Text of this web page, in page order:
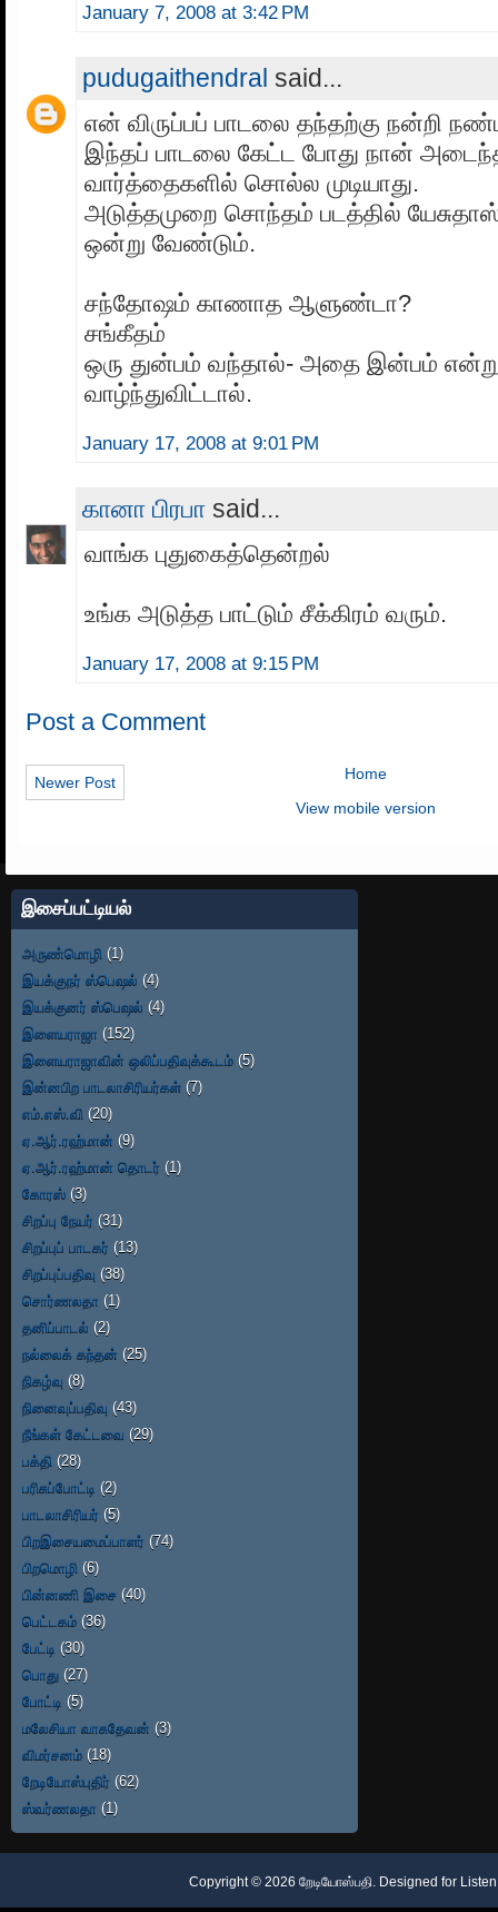
January 7, 2008 at 3:42 PM
pudugaithendral said...
என் விருப்பப் பாடலை தந்தற்கு நன்றி
இந்தப் பாடலை கேட்ட போது நான்
வார்த்தைகளில் சொல்ல முடியாது.
அடுத்தமுறை சொந்தம் படத்தில் யேசுதாஸ்
ஒன்று வேண்டும்.
சந்தோஷம் காணாத ஆளுண்டா?
சங்கீதம்
ஒரு துன்பம் வந்தால்- அதை இன்பம்
வாழ்ந்துவிட்டால்.
January 17, 2008 at 9:01 PM
கானா பிரபா said...
வாங்க புதுகைத்தென்றல்
உங்க அடுத்த பாட்டும் சீக்கிரம் வரும்.
January 17, 2008 at 9:15 PM
Post a Comment
Newer Post
Home
View mobile version
இசைப்பட்டியல்
அருண்மொழி (1)
இயக்குநர் ஸ்பெஷல் (4)
இயக்குனர் ஸ்பெஷல் (4)
இளையராஜா (152)
இளையராஜாவின் ஒலிப்பதிவுக்கூடம் (5)
இன்னபிற பாடலாசிரியர்கள் (7)
எம்.எஸ்.வி (20)
ஏ.ஆர்.ரஹ்மான் (9)
ஏ.ஆர்.ரஹ்மான் தொடர் (1)
கோரஸ் (3)
சிறப்பு நேயர் (31)
சிறப்புப் பாடகர் (13)
சிறப்புப்பதிவு (38)
சொர்ணலதா (1)
தனிப்பாடல் (2)
நல்லைக் கந்தன் (25)
நிகழ்வு (8)
நினைவுப்பதிவு (43)
நீங்கள் கேட்டவை (29)
பக்தி (28)
பரிசுப்போட்டி (2)
பாடலாசிரியர் (5)
பிறஇசையமைப்பாளர் (74)
பிறமொழி (6)
பின்னணி இசை (40)
பெட்டகம் (36)
பேட்டி (30)
பொது (27)
போட்டி (5)
மலேசியா வாசுதேவன் (3)
விமர்சனம் (18)
றேடியோஸ்புதிர் (62)
ஸ்வர்ணலதா (1)
Copyright © 2026 றேடியோஸ்பதி. Designed for